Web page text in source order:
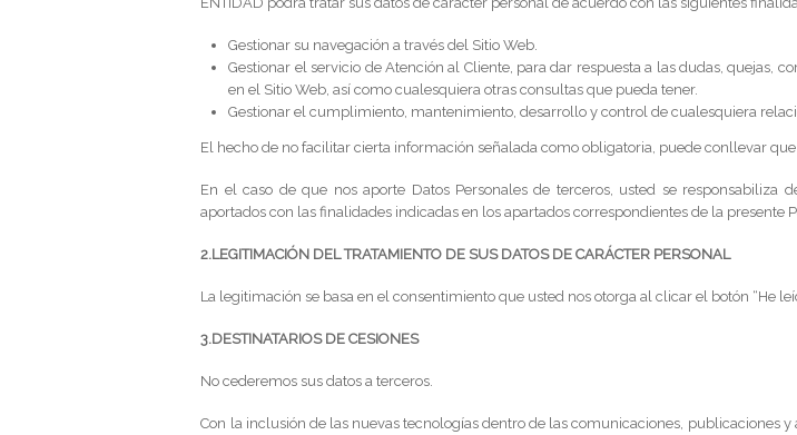
Gestionar su navegación a través del Sitio Web.
Gestionar el servicio de Atención al Cliente, para dar respuesta a las dudas, quejas,
en el Sitio Web, así como cualesquiera otras consultas que pueda tener.
Gestionar el cumplimiento, mantenimiento, desarrollo y control de cualesquiera
El hecho de no facilitar cierta información señalada como obligatoria, puede conllevar
En el caso de que nos aporte Datos Personales de terceros, usted se
aportados con las finalidades indicadas en los apartados correspondientes de la presente
2.LEGITIMACIÓN DEL TRATAMIENTO DE SUS DATOS DE CARÁCTER PERSONAL
La legitimación se basa en el consentimiento que usted nos otorga al clicar el botón “He
3.DESTINATARIOS DE CESIONES
No cederemos sus datos a terceros.
Con la inclusión de las nuevas tecnologías dentro de las comunicaciones, publicaciones